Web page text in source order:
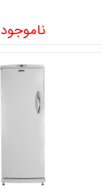
ناموجود